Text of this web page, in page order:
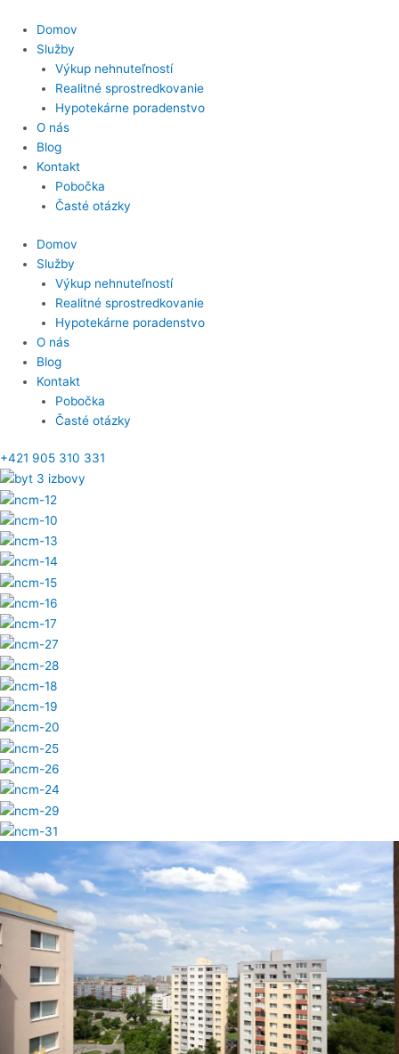
obsah
Domov
Služby
Výkup nehnuteľností
Realitné sprostredkovanie
Hypotekárne poradenstvo
O nás
Blog
Kontakt
Pobočka
Časté otázky
Domov
Služby
Výkup nehnuteľností
Realitné sprostredkovanie
Hypotekárne poradenstvo
O nás
Blog
Kontakt
Pobočka
Časté otázky
+421 905 310 331